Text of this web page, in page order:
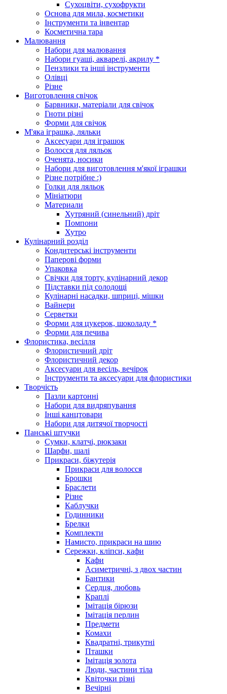
Сухоцвіти, сухофрукти
Основа для мила, косметики
Інструменти та інвентар
Косметична тара
Малювання
Набори для малювання
Набори гуаші, акварелі, акрилу *
Пензлики та інші інструменти
Олівці
Різне
Виготовлення свічок
Барвники, матеріали для свічок
Гноти різні
Форми для свічок
М'яка іграшка, ляльки
Аксесуари для іграшок
Волосся для ляльок
Оченята, носики
Набори для виготовлення м'якої іграшки
Різне потрібне :)
Голки для ляльок
Мініатюри
Материали
Хутряний (синельний) дріт
Помпони
Хутро
Кулінарний розділ
Кондитерські інструменти
Паперові форми
Упаковка
Свічки для торту, кулінарний декор
Підставки під солодощі
Кулінарні насадки, шприці, мішки
Вайнери
Серветки
Форми для цукерок, шоколаду *
Форми для печива
Флористика, весілля
Флористичний дріт
Флористичний декор
Аксесуари для весіль, вечірок
Інструменти та аксесуари для флористики
Творчість
Пазли картонні
Набори для видряпування
Інші канцтовари
Набори для дитячої творчості
Панські штучки
Сумки, клатчі, рюкзаки
Шарфи, шалі
Прикраси, біжутерія
Прикраси для волосся
Брошки
Браслети
Різне
Каблучки
Годинники
Брелки
Комплекти
Намисто, прикраси на шию
Сережки, кліпси, кафи
Кафи
Асиметричні, з двох частин
Бантики
Сердця, любовь
Краплі
Імітація бірюзи
Імітація перлин
Предмети
Комахи
Квадратні, трикутні
Пташки
Імітація золота
Люди, частини тіла
Квіточки різні
Вечірні